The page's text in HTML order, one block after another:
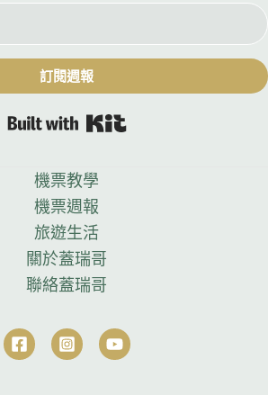
訂閱週報
機票教學
機票週報
旅遊生活
關於蓋瑞哥
聯絡蓋瑞哥